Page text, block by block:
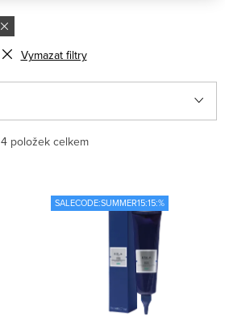
Vymazat filtry
4položek celkem
SALECODE:SUMMER15:15:%